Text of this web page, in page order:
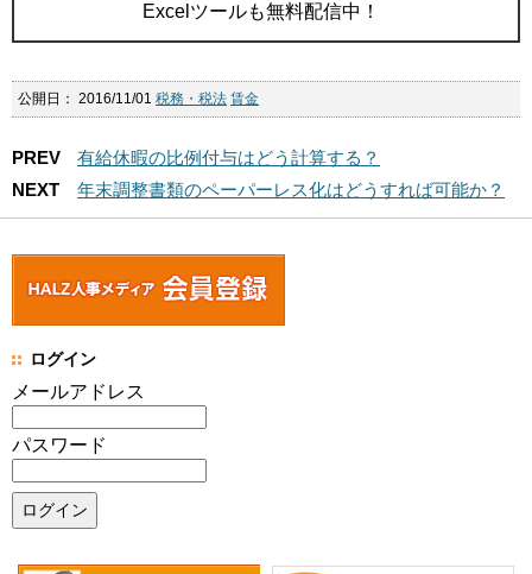
Excelツールも無料配信中！
公開日： 2016/11/01 税務・税法 賃金
PREV
有給休暇の比例付与はどう計算する？
NEXT
年末調整書類のペーパーレス化はどうすれば可能か？
ログイン
メールアドレス
パスワード